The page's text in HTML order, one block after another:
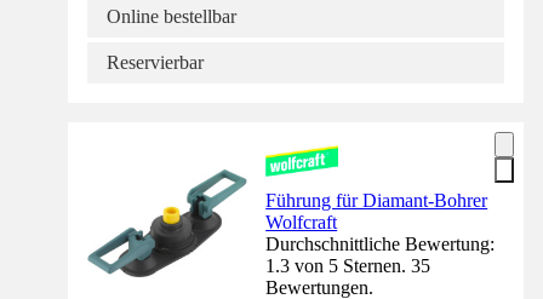
Online bestellbar
Reservierbar
Führung für Diamant-Bohrer
Wolfcraft
Durchschnittliche Bewertung:
1.3 von 5 Sternen. 35
Bewertungen.